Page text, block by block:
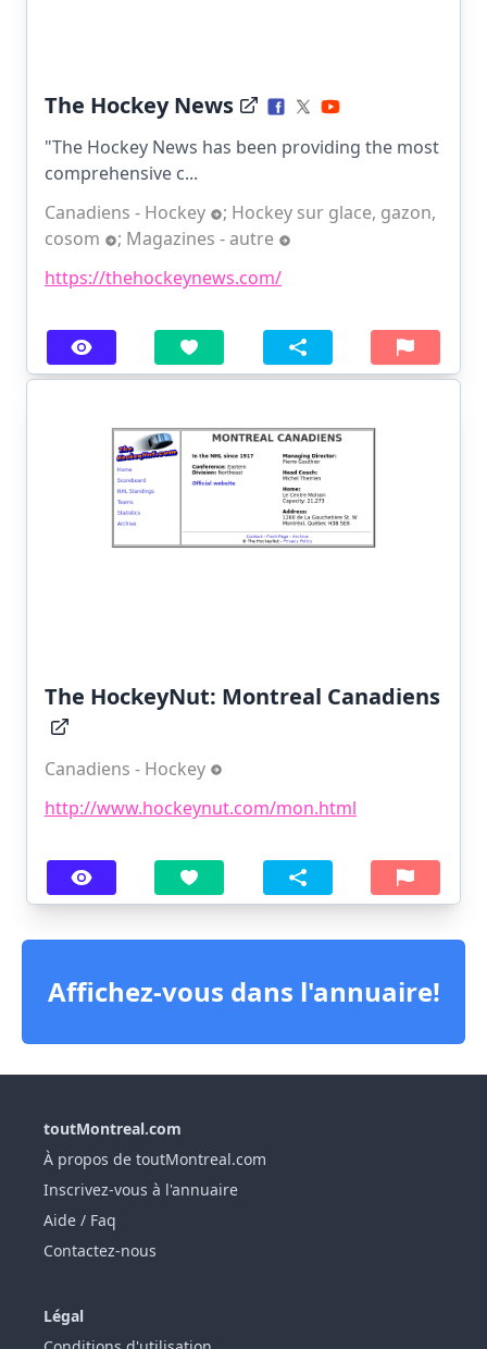
The Hockey News
"The Hockey News has been providing the most
comprehensive c...
Canadiens - Hockey
; Hockey sur glace, gazon,
cosom
; Magazines - autre
https://thehockeynews.com/
The HockeyNut: Montreal Canadiens
Canadiens - Hockey
http://www.hockeynut.com/mon.html
Affichez-vous dans l'annuaire!
toutMontreal.com
À propos de toutMontreal.com
Inscrivez-vous à l'annuaire
Aide / Faq
Contactez-nous
Légal